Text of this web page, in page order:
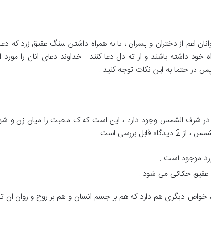
اعم از دختران و پسران ، با به همراه داشتن سنگ عقیق زرد
خود داشته باشند و از ته دل دعا کنند . خداوند دعای انان را
در حتما به این نکات توجه کنید .
در شرف الشمس وجود دارد ، این است که ک محبت را میان زن و
بررسی است :
موجود است .
عقیق حکاکی می شود .
دیگری هم دارد که هم بر جسم انسان و هم بر روح و روان ان